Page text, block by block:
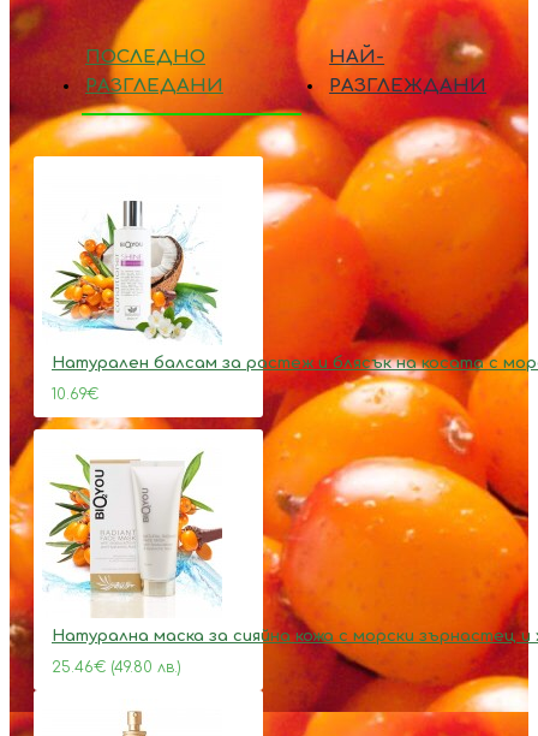
ПОСЛЕДНО
РАЗГЛЕДАНИ
НАЙ-
РАЗГЛЕЖДАНИ
Натурален балсам за растеж и блясък на косата с
10.69€
Натурална маска за сияйна кожа с морски зърнастец и
25.46€ (49.80 лв.)